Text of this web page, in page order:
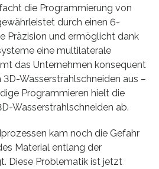
die Programmierung von
durch einen 6-
Präzision und ermöglicht dank
eine multilaterale
das Unternehmen konsequent
Wasserstrahlschneiden aus –
Programmieren hielt die
Wasserstrahlschneiden ab.
kam noch die Gefahr
Material entlang der
Diese Problematik ist jetzt